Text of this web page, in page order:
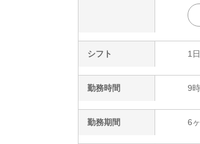
シフト 1
勤務時間 9
勤務期間 6